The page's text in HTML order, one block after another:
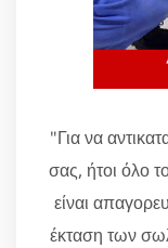
"Για να
σας, ήτοι όλο
είναι
έκταση των